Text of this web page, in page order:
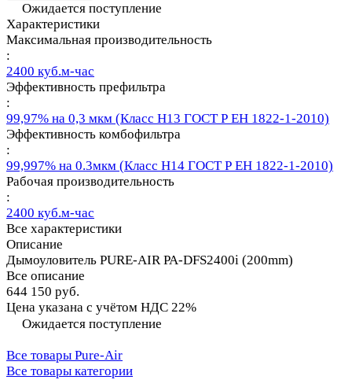
Ожидается поступление
Характеристики
Максимальная производительность
:
2400 куб.м-час
Эффективность префильтра
:
99,97% на 0,3 мкм (Класс Н13 ГОСТ Р ЕН 1822-1-2010)
Эффективность комбофильтра
:
99,997% на 0.3мкм (Класс Н14 ГОСТ Р ЕН 1822-1-2010)
Рабочая производительность
:
2400 куб.м-час
Все характеристики
Описание
Дымоуловитель PURE-AIR PA-DFS2400i (200mm)
Все описание
644 150 руб.
Цена указана с учётом НДС 22%
Ожидается поступление
Все товары Pure-Air
Все товары категории